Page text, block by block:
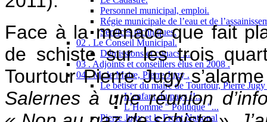
Personnel municipal, emploi.
Régie municipale de l’eau et de
Services techniques.
02 . Le Conseil Municipal.
Démissions et couacs ....
03 . Adjoints et conseillers élus en 2008 .
04 . Mr le Maire, Pierre Jugy .
Le bêtiser du maire de Tourtour, Pierre
L’enfant du pays !!...
L’Homme " Politique "...
Pierre Jugy et le Front National
Face à la menace que fait
de schiste sur les trois
Tourtour Pierre Jugy
Salernes à une réunion